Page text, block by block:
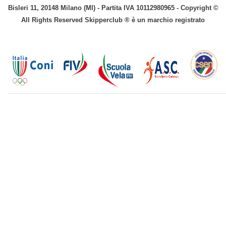
Bisleri 11, 20148 Milano (MI) - Partita IVA 10112980965 - Copyright ©
All Rights Reserved Skipperclub ® è un marchio registrato